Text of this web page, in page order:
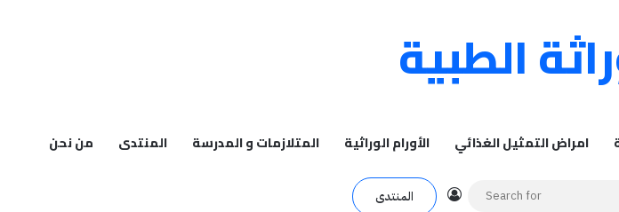
الطبية
من نحن المنتدى المتلازمات و المدرسة الأورام الوراثية امراض التمثيل الغذائي
المنتدى Log In